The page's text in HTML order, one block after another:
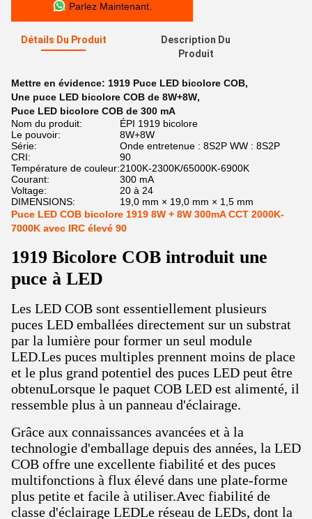
Parlez Maintenant.
Détails Du Produit
Description Du
Produit
Mettre en évidence: 1919 Puce LED bicolore COB,
Une puce LED bicolore COB de 8W+8W,
Puce LED bicolore COB de 300 mA
Nom du produit:
ÉPI 1919 bicolore
Le pouvoir:
8W+8W
Série:
Onde entretenue : 8S2P WW : 8S2P
CRI:
90
Température de couleur:2100K-2300K/65000K-6900K
Courant:
300 mA
Voltage:
20 à 24
DIMENSIONS:
19,0 mm × 19,0 mm × 1,5 mm
Puce LED COB bicolore 1919 8W + 8W 300mA CCT 2000K-
7000K avec IRC élevé 90
1919 Bicolore COB introduit une
puce à LED
Les LED COB sont essentiellement plusieurs
puces LED emballées directement sur un substrat
par la lumière pour former un seul module
LED.Les puces multiples prennent moins de place
et le plus grand potentiel des puces LED peut être
obtenuLorsque le paquet COB LED est alimenté, il
ressemble plus à un panneau d'éclairage.
Grâce aux connaissances avancées et à la
technologie d'emballage depuis des années, la LED
COB offre une excellente fiabilité et des puces
multifonctions à flux élevé dans une plate-forme
plus petite et facile à utiliser.Avec fiabilité de
classe d'éclairage LEDLe réseau de LEDs, dont la